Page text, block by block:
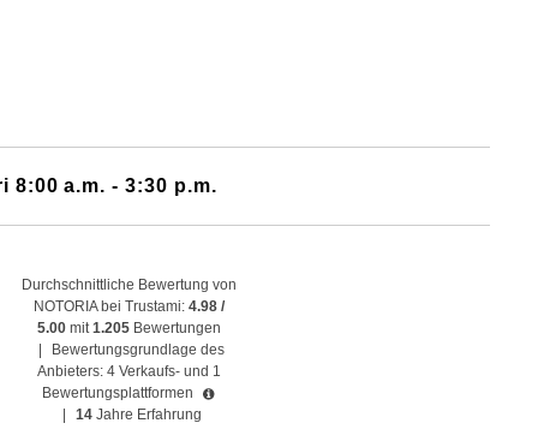
8:00 a.m. - 3:30 p.m.
Durchschnittliche Bewertung von
NOTORIA bei Trustami: 4.98 /
5.00mit1.205 Bewertungen
Bewertungsgrundlage des
Anbieters: 4 Verkaufs- und 1
Bewertungsplattformen
14 Jahre Erfahrung